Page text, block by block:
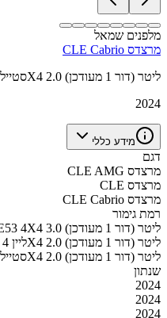
מלפנים שמאל
מרצדס CLE Cabrio
CLE300 AMG סטייל 4X4 2.0 ליטר (דור 1 מעודכן)
2024
מידע כללי
דגם
מרצדס CLE AMG
מרצדס CLE
מרצדס CLE Cabrio
רמת גימור
CLE53 4X4 3.0 ליטר (דור 1 מעודכן)
CLE300 AMG ליין 4X4 2.0 ליטר (דור 1 מעודכן)
CLE300 AMG סטייל 4X4 2.0 ליטר (דור 1 מעודכן)
שנתון
2024
2024
2024